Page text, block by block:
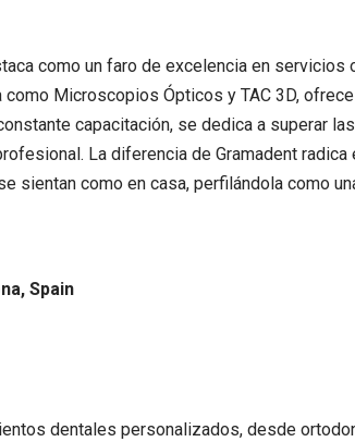
como un faro de excelencia en servicios
Microscopios Ópticos y TAC 3D,
capacitación, se dedica a superar
La diferencia de Gramadent radica
sientan como en casa, perfilándola como
Spain
dentales personalizados, desde